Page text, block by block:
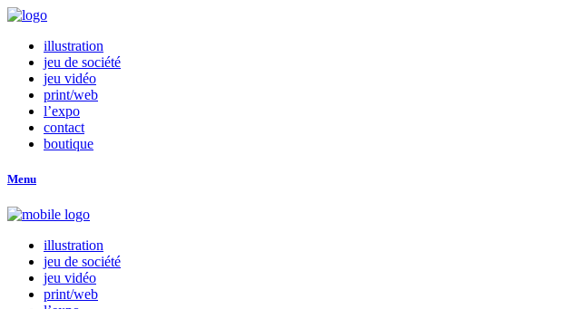
illustration
jeu de société
jeu vidéo
print/web
l’expo
contact
boutique
Menu
illustration
jeu de société
jeu vidéo
print/web